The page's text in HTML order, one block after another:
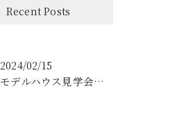
Recent Posts
2024/02/15
『モデルハウス見学会、夜の見学会』淡路市 浦